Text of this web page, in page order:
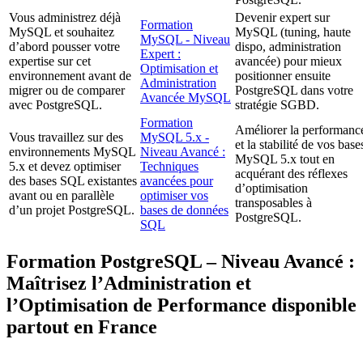
Vous administrez déjà
MySQL et souhaitez
d’abord pousser votre
expertise sur cet
environnement avant de
migrer ou de comparer
avec PostgreSQL.
Formation
MySQL - Niveau
Expert :
Optimisation et
Administration
Avancée MySQL
Devenir expert sur
MySQL (tuning, haute
dispo, administration
avancée) pour mieux
positionner ensuite
PostgreSQL dans votre
stratégie SGBD.
Vous travaillez sur des
environnements MySQL
5.x et devez optimiser
des bases SQL existantes
avant ou en parallèle
d’un projet PostgreSQL.
Formation
MySQL 5.x -
Niveau Avancé :
Techniques
avancées pour
optimiser vos
bases de données
SQL
Améliorer la
et la stabilité de vos
MySQL 5.x tout en
acquérant des réflexes
d’optimisation
transposables à
PostgreSQL.
Formation PostgreSQL – Niveau Avancé :
Maîtrisez l’Administration et
l’Optimisation de Performance disponible
partout en France